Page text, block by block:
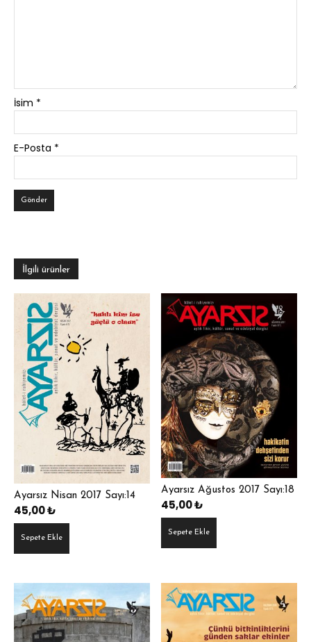
İsim *
E-Posta *
İlgili ürünler
Ayarsız Nisan 2017 Sayı:14
45,00₺
Sepete Ekle
Ayarsız Ağustos 2017 Sayı:18
45,00₺
Sepete Ekle